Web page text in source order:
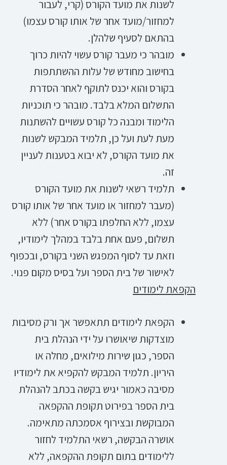
לשנות את מועד הקורס (קרי, לעבור
למחזור/מועד אחר של אותו קורס עצמו)
בהתאם לסעיף שלהלן.
מובהר כי מעבר קורס עשוי להיות כרוך
בחישוב מחודש של עלות ההשתתפות
בקורס והוא יכנס לתוקף לאחר הסדרת
התשלום המלא בלבד. מובהר כי תוכניות
הלימוד ומבנה כל קורס עשויים להשתנות
מעת לעת ועל כן, תלמיד המבקש לשנות
את מועד הקורס, לא יבוא בטענות לעניין
זה.
תלמיד רשאי לשנות את מועד הקורס
(מעבר למחזור או מועד אחר של אותו קורס
עצמו, ללא החלפתו בקורס אחר) ללא
תשלום, פעם אחת בלבד במהלך לימודיו,
וזאת עד לסוף המפגש השני בקורס, ובכפוף
לאישור של בית הספר ועל בסיס מקום פנוי.
הקפאת לימודים
הקפאת לימודים תתאפשר אך ורק מסיבות
מוצדקות שיאושרו על ידי הנהלת בית
הספר, כגון שירות מילואים, מחלה או
היריון. תלמיד המבקש להקפיא את לימודיו
מסיבה כאמור יגיש בקשה בכתב להנהלת
בית הספר בפירוט תקופת ההקפאה
המבוקשת ובצירוף אסמכתה מתאימה.
אושרה הבקשה, רשאי התלמיד לחזור
ללימודים בתום תקופת ההקפאה, ללא